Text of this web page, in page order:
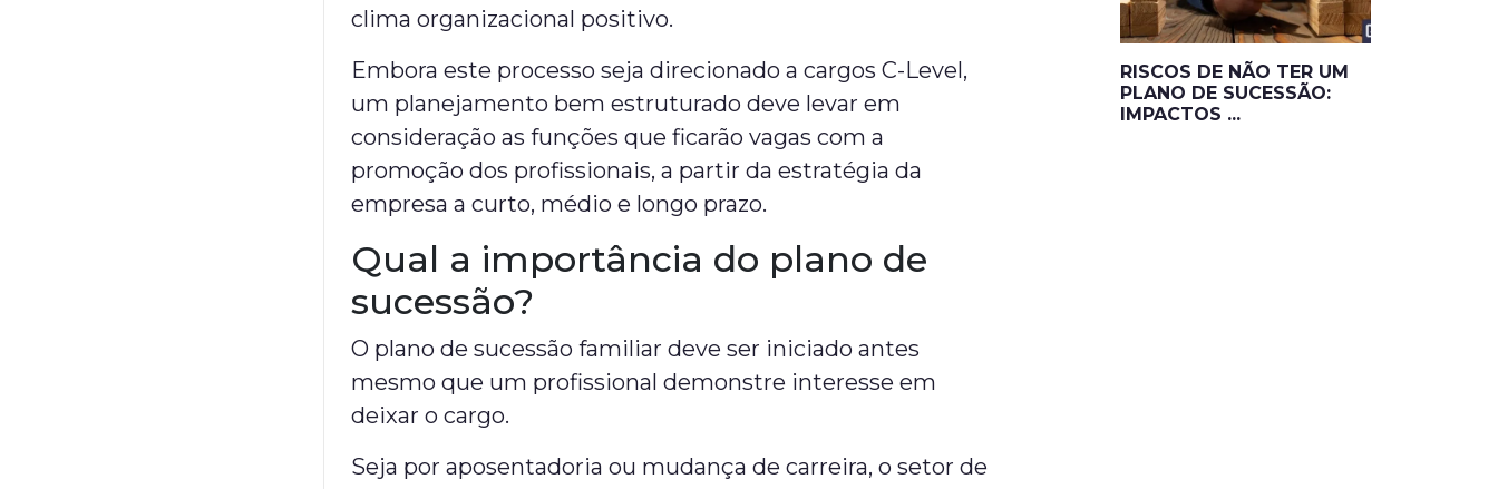
clima organizacional positivo.
Embora este processo seja direcionado a cargos C-Level,
um planejamento bem estruturado deve levar em
consideração as funções que ficarão vagas com a
promoção dos profissionais, a partir da estratégia da
empresa a curto, médio e longo prazo.
Qual a importância do plano de
sucessão?
O plano de sucessão familiar deve ser iniciado antes
mesmo que um profissional demonstre interesse em
deixar o cargo.
Seja por aposentadoria ou mudança de carreira, o setor de
RISCOS DE NÃO TER UM
PLANO DE SUCESSÃO:
IMPACTOS ...